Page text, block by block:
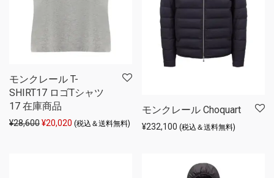
モンクレール T-
SHIRT17 ロゴTシャツ
17 在庫商品
¥28,600元の価格は ¥28,600 でした。
¥20,020 現在の価格は ¥20,020 です。
(税込＆送料無料)
モンクレール Choquart
¥232,100 (税込＆送料無料)